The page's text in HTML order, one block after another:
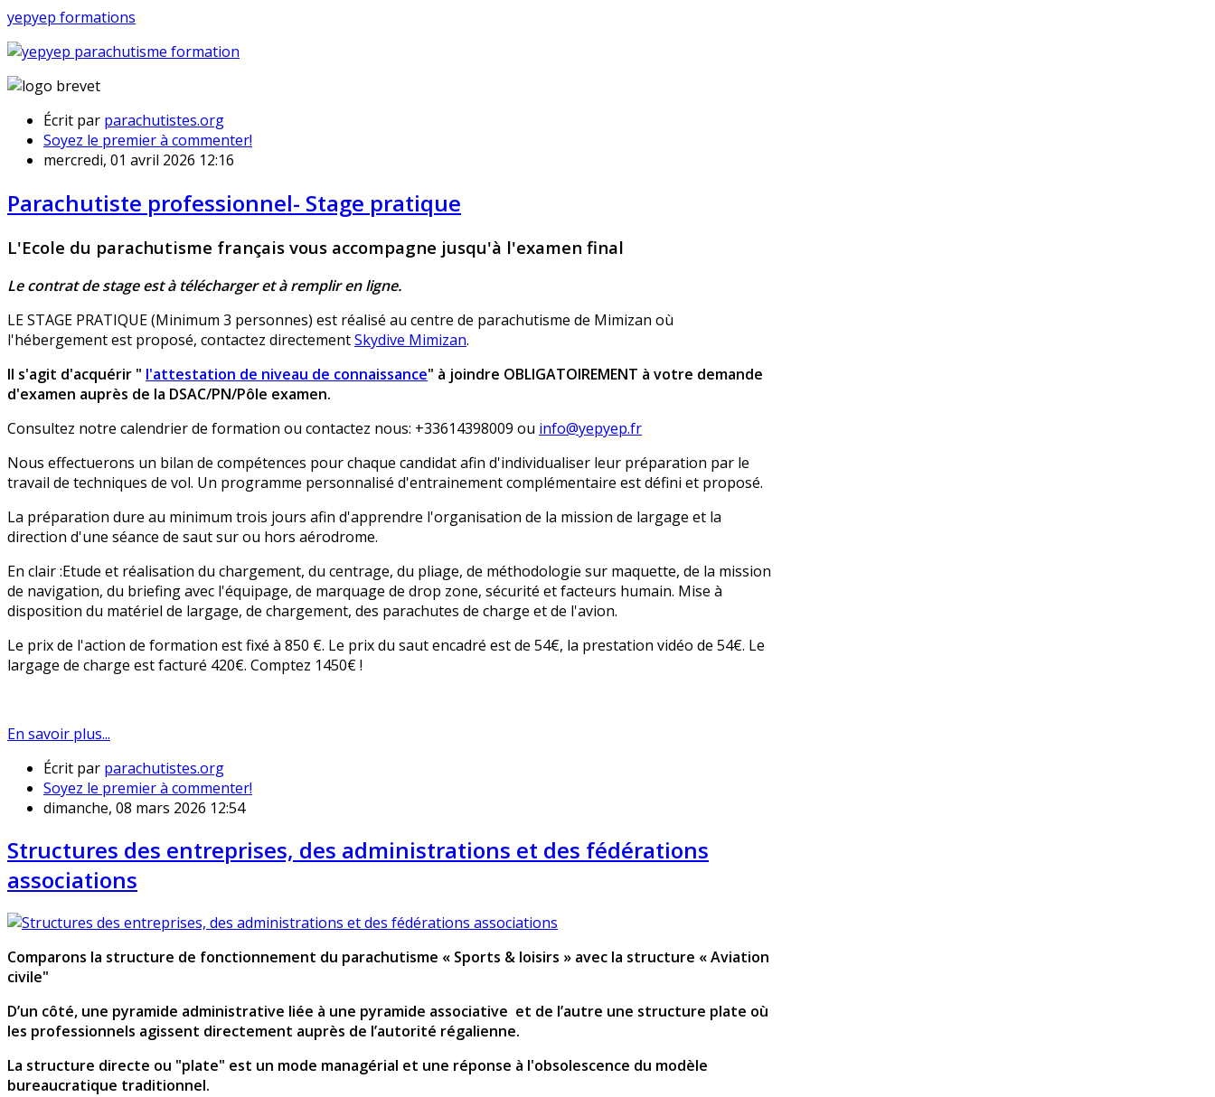
yepyep formations
Écrit par parachutistes.org
Soyez le premier à commenter!
mercredi, 01 avril 2026 12:16
Parachutiste professionnel- Stage pratique
L'Ecole du parachutisme français vous accompagne jusqu'à l'examen final
Le contrat de stage est à télécharger et à remplir en ligne.
LE STAGE PRATIQUE (Minimum 3 personnes) est réalisé au centre de parachutisme de Mimizan où
l'hébergement est proposé, contactez directementSkydive Mimizan.
Il s'agit d'acquérir " l'attestation de niveau de connaissance" à joindre OBLIGATOIREMENT à votre demande
d'examen auprès de la DSAC/PN/Pôle examen.
Consultez notre calendrier de formation ou contactez nous: +33614398009 ou info@yepyep.fr
Nous effectuerons un bilan de compétences pour chaque candidat afin d'individualiser leur préparation par le
travail de techniques de vol. Un programme personnalisé d'entrainement complémentaire est défini et proposé.
La préparation dure au minimum trois jours afin d'apprendre l'organisation de la mission de largage et la
direction d'une séance de saut sur ou hors aérodrome.
En clair :Etude et réalisation du chargement, du centrage, du pliage, de méthodologie sur maquette, de la mission
de navigation, du briefing avec l'équipage, de marquage de drop zone, sécurité et facteurs humain. Mise à
disposition du matériel de largage, de chargement, des parachutes de charge et de l'avion.
Le prix de l'action de formation est fixé à 850 €. Le prix du saut encadré est de 54€, la prestation vidéo de 54€. Le
largage de charge est facturé 420€. Comptez 1450€ !
En savoir plus...
Écrit par parachutistes.org
Soyez le premier à commenter!
dimanche, 08 mars 2026 12:54
Structures des entreprises, des administrations et des fédérations
associations
Comparons la structure de fonctionnement du parachutisme « Sports & loisirs » avec la structure « Aviation
civile"
D’un côté, une pyramide administrative liée à une pyramide associative et de l’autre une structure plate où
les professionnels agissent directement auprès de l’autorité régalienne.
La structure directe ou "plate" est un mode managérial et une réponse à l'obsolescence du modèle
bureaucratique traditionnel.